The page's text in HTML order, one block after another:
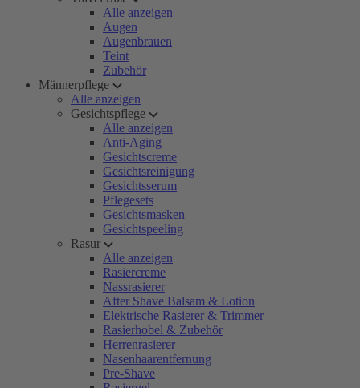
Alle anzeigen
Augen
Augenbrauen
Teint
Zubehör
Männerpflege
Alle anzeigen
Gesichtspflege
Alle anzeigen
Anti-Aging
Gesichtscreme
Gesichtsreinigung
Gesichtsserum
Pflegesets
Gesichtsmasken
Gesichtspeeling
Rasur
Alle anzeigen
Rasiercreme
Nassrasierer
After Shave Balsam & Lotion
Elektrische Rasierer & Trimmer
Rasierhobel & Zubehör
Herrenrasierer
Nasenhaarentfernung
Pre-Shave